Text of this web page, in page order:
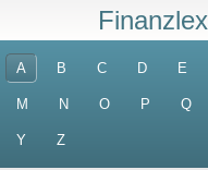
A B C D E
M N O P Q
Y Z